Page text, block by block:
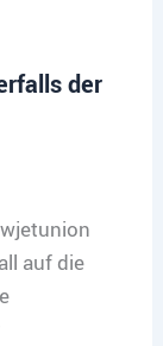
der
auf die